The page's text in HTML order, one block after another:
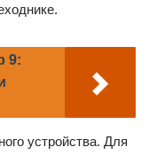
9:
устройства. Для